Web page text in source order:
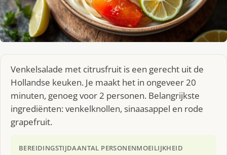
Venkelsalade met citrusfruit is een gerecht uit de
Hollandse keuken. Je maakt het in ongeveer 20
minuten, genoeg voor 2 personen. Belangrijkste
ingrediënten: venkelknollen, sinaasappel en rode
grapefruit.
BEREIDINGSTIJDAANTAL PERSONENMOEILIJKHEID